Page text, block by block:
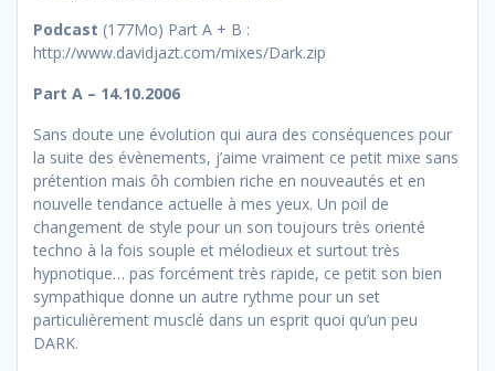
Podcast (177Mo) Part A + B :
http://www.davidjazt.com/mixes/Dark.zip
Part A – 14.10.2006
Sans doute une évolution qui aura des conséquences pour
la suite des évènements, j’aime vraiment ce petit mixe sans
prétention mais ôh combien riche en nouveautés et en
nouvelle tendance actuelle à mes yeux. Un poil de
changement de style pour un son toujours très orienté
techno à la fois souple et mélodieux et surtout très
hypnotique… pas forcément très rapide, ce petit son bien
sympathique donne un autre rythme pour un set
particulièrement musclé dans un esprit quoi qu’un peu
DARK.